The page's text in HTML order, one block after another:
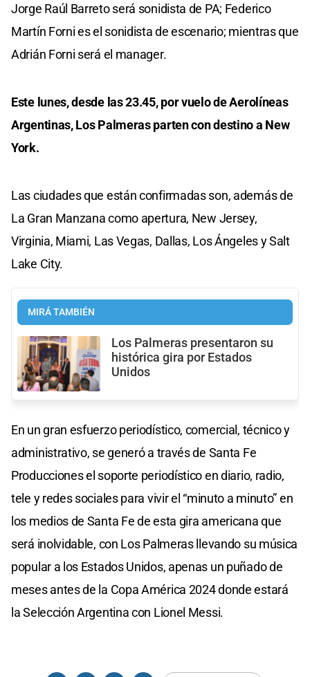
Jorge Raúl Barreto será sonidista de PA; Federico
Martín Forni es el sonidista de escenario; mientras que
Adrián Forni será el manager.
Este lunes, desde las 23.45, por vuelo de Aerolíneas
Argentinas, Los Palmeras parten con destino a New
York.
Las ciudades que están confirmadas son, además de
La Gran Manzana como apertura, New Jersey,
Virginia, Miami, Las Vegas, Dallas, Los Ángeles y Salt
Lake City.
MIRÁ TAMBIÉN
Los Palmeras presentaron su
histórica gira por Estados
Unidos
En un gran esfuerzo periodístico, comercial, técnico y
administrativo, se generó a través de Santa Fe
Producciones el soporte periodístico en diario, radio,
tele y redes sociales para vivir el “minuto a minuto” en
los medios de Santa Fe de esta gira americana que
será inolvidable, con Los Palmeras llevando su música
popular a los Estados Unidos, apenas un puñado de
meses antes de la Copa América 2024 donde estará
la Selección Argentina con Lionel Messi.